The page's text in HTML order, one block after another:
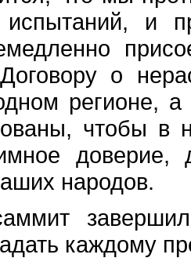
испытаний, и
о
регионе,
чтобы
доверие,
народов.
каждому